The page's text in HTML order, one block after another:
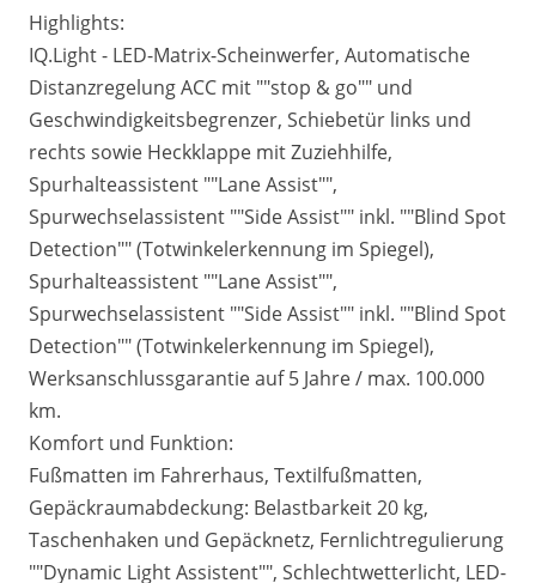
Highlights:
IQ.Light - LED-Matrix-Scheinwerfer, Automatische
Distanzregelung ACC mit ""stop & go"" und
Geschwindigkeitsbegrenzer, Schiebetür links und
rechts sowie Heckklappe mit Zuziehhilfe,
Spurhalteassistent ""Lane Assist"",
Spurwechselassistent ""Side Assist"" inkl. ""Blind Spot
Detection"" (Totwinkelerkennung im Spiegel),
Spurhalteassistent ""Lane Assist"",
Spurwechselassistent ""Side Assist"" inkl. ""Blind Spot
Detection"" (Totwinkelerkennung im Spiegel),
Werksanschlussgarantie auf 5 Jahre / max. 100.000
km.
Komfort und Funktion:
Fußmatten im Fahrerhaus, Textilfußmatten,
Gepäckraumabdeckung: Belastbarkeit 20 kg,
Taschenhaken und Gepäcknetz, Fernlichtregulierung
""Dynamic Light Assistent"", Schlechtwetterlicht, LED-